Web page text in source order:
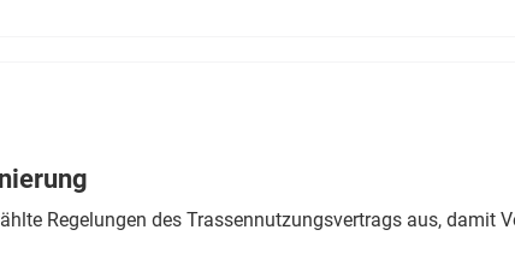
Regelungen des Trassennutzungsvertrags aus, damit